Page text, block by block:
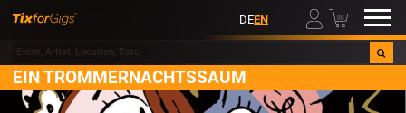
DEEN 00
EIN TROMMERNACHTSSAUM